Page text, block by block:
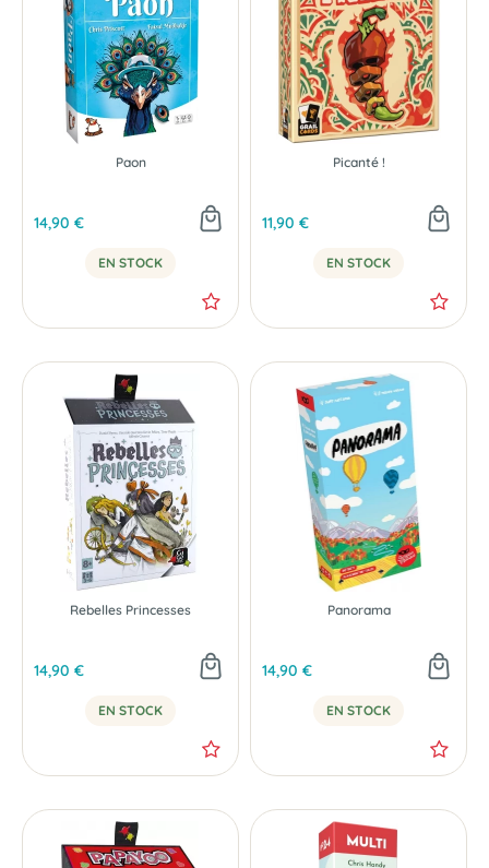
Paon
14,90 €
EN STOCK
Picanté !
11,90 €
EN STOCK
Rebelles Princesses
14,90 €
EN STOCK
Panorama
14,90 €
EN STOCK